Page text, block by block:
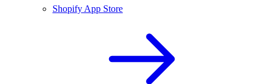
Shopify App Store